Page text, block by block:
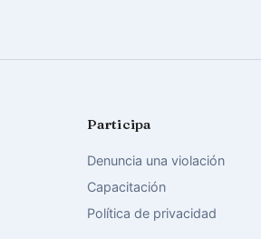
Participa
Denuncia una violación
Capacitación
Política de privacidad